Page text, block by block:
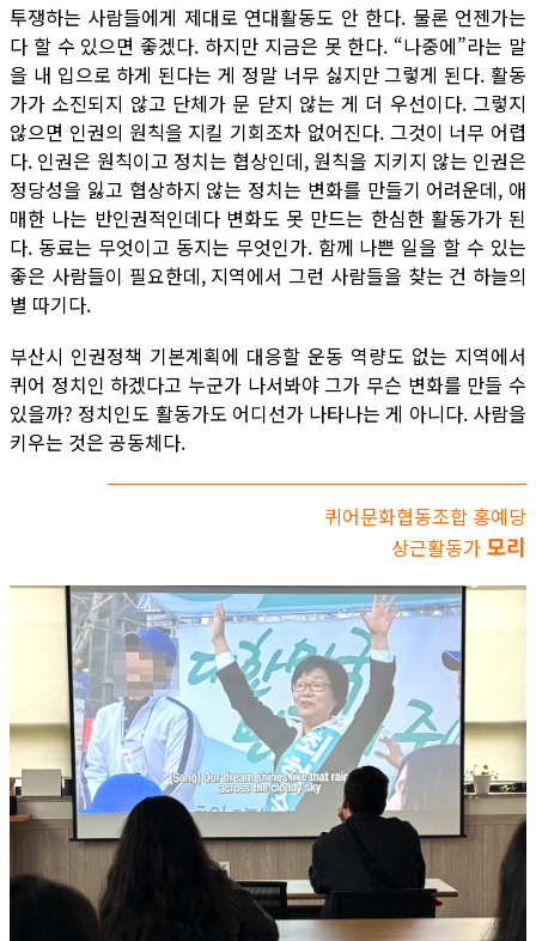
투쟁하는 사람들에게 제대로 연대활동도 안 한다. 물론 언젠가는
다 할 수 있으면 좋겠다. 하지만 지금은 못 한다. “나중에”라는 말
을 내 입으로 하게 된다는 게 정말 너무 싫지만 그렇게 된다. 활동
가가 소진되지 않고 단체가 문 닫지 않는 게 더 우선이다. 그렇지
않으면 인권의 원칙을 지킬 기회조차 없어진다. 그것이 너무 어렵
다. 인권은 원칙이고 정치는 협상인데, 원칙을 지키지 않는 인권은
정당성을 잃고 협상하지 않는 정치는 변화를 만들기 어려운데, 애
매한 나는 반인권적인데다 변화도 못 만드는 한심한 활동가가 된
다. 동료는 무엇이고 동지는 무엇인가. 함께 나쁜 일을 할 수 있는
좋은 사람들이 필요한데, 지역에서 그런 사람들을 찾는 건 하늘의
별 따기다.
부산시 인권정책 기본계획에 대응할 운동 역량도 없는 지역에서
퀴어 정치인 하겠다고 누군가 나서봐야 그가 무슨 변화를 만들 수
있을까? 정치인도 활동가도 어디선가 나타나는 게 아니다. 사람을
키우는 것은 공동체다.
퀴어문화협동조합 홍예당
상근활동가 모리